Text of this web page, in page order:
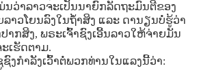
ນວ່າລາວຈະເປັນນາຍົກລັດຖະມົນຕີຂອງ
ລາວໂຍນລົງໃນຖ້ຳສິງ ແລະ ດານຽນບໍ່ຮູ້ວ່າ
າກສິງ, ພຣະເຈົ້າຊົງເອີ້ນລາວໃຫ້ຈ່າຍມັນ
ເຮັດຕາມ.
ງກໍາລັງເວົ້າຕໍ່ພວກທ່ານໃນແລງນີ້ວ່າ: